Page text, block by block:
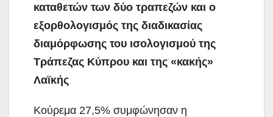
καταθετών των δύο τραπεζών και ο
εξορθολογισμός της διαδικασίας
διαμόρφωσης του ισολογισμού της
Τράπεζας Κύπρου και της «κακής»
Λαϊκής
Κούρεμα 27,5% συμφώνησαν η